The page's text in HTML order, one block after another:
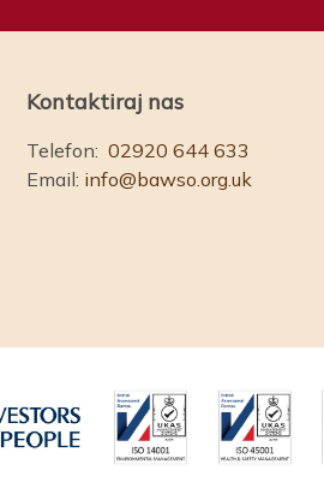
Kontaktiraj nas
Telefon: 02920 644 633
Email: info@bawso.org.uk